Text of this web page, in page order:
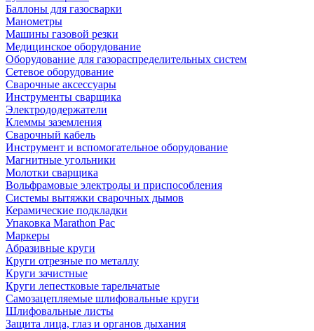
Баллоны для газосварки
Манометры
Машины газовой резки
Медицинское оборудование
Оборудование для газораспределительных систем
Сетевое оборудование
Сварочные аксессуары
Инструменты сварщика
Электрододержатели
Клеммы заземления
Сварочный кабель
Инструмент и вспомогательное оборудование
Магнитные угольники
Молотки сварщика
Вольфрамовые электроды и приспособления
Системы вытяжки сварочных дымов
Керамические подкладки
Упаковка Marathon Pac
Маркеры
Абразивные круги
Круги отрезные по металлу
Круги зачистные
Круги лепестковые тарельчатые
Самозацепляемые шлифовальные круги
Шлифовальные листы
Защита лица, глаз и органов дыхания